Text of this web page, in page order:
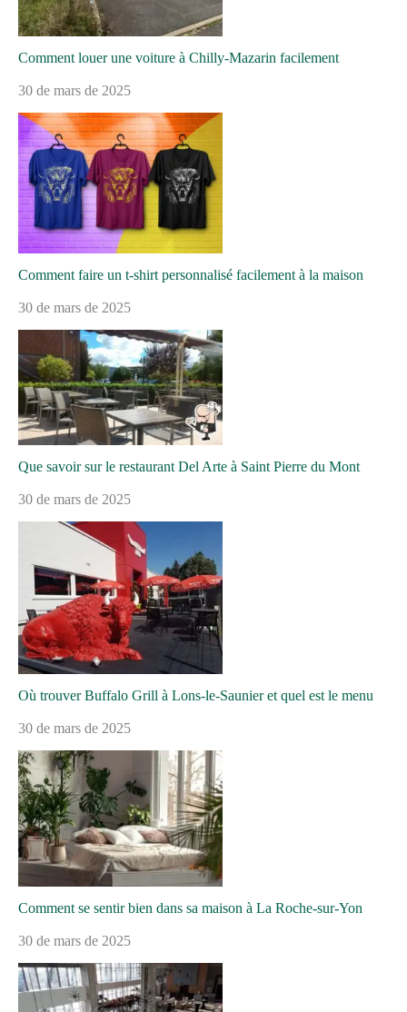
Comment louer une voiture à Chilly-Mazarin facilement
30 de mars de 2025
Comment faire un t-shirt personnalisé facilement à la maison
30 de mars de 2025
Que savoir sur le restaurant Del Arte à Saint Pierre du Mont
30 de mars de 2025
Où trouver Buffalo Grill à Lons-le-Saunier et quel est le menu
30 de mars de 2025
Comment se sentir bien dans sa maison à La Roche-sur-Yon
30 de mars de 2025